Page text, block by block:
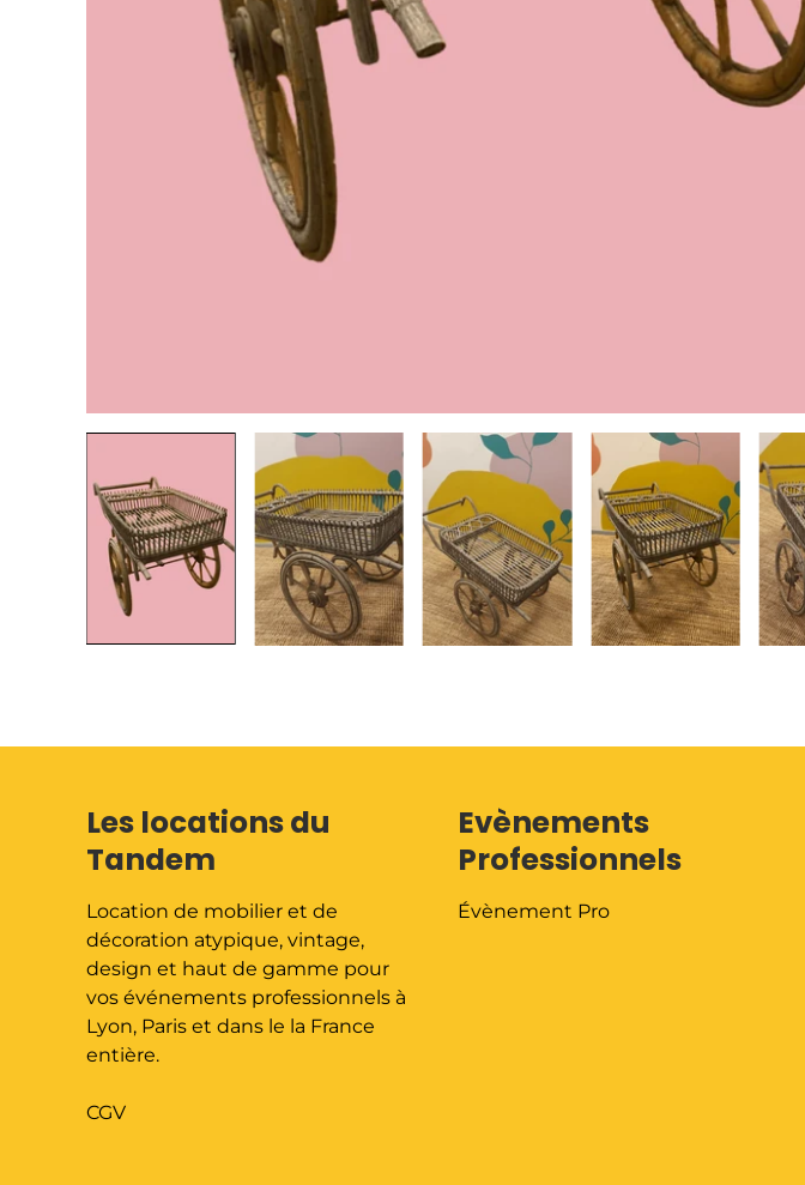
Les locations du
Tandem
Location de mobilier et de
décoration atypique, vintage,
design et haut de gamme pour
vos événements professionnels à
Lyon, Paris et dans le la France
entière.
CGV
Evènements
Professionnels
Évènement Pro